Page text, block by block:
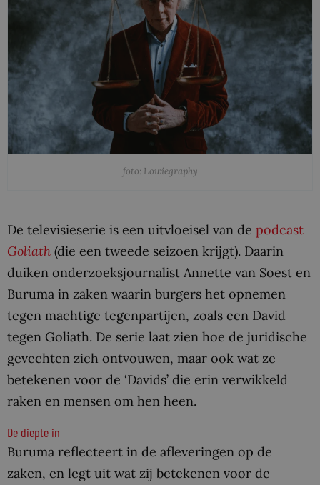
foto: Lowiegraphy
De televisieserie is een uitvloeisel van de podcast
Goliath (die een tweede seizoen krijgt). Daarin
duiken onderzoeksjournalist Annette van Soest en
Buruma in zaken waarin burgers het opnemen
tegen machtige tegenpartijen, zoals een David
tegen Goliath. De serie laat zien hoe de juridische
gevechten zich ontvouwen, maar ook wat ze
betekenen voor de ‘Davids’ die erin verwikkeld
raken en mensen om hen heen.
De diepte in
Buruma reflecteert in de afleveringen op de
zaken, en legt uit wat zij betekenen voor de